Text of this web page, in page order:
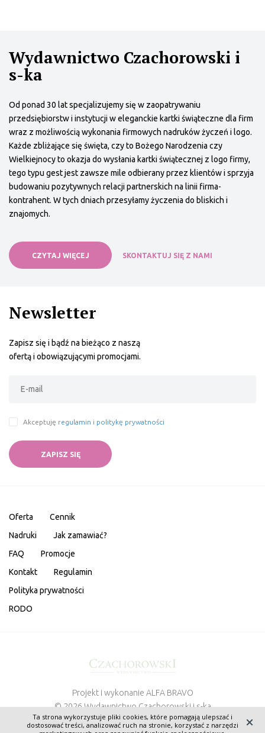
Wydawnictwo Czachorowski i
s-ka
Od ponad 30 lat specjalizujemy się w zaopatrywaniu
przedsiębiorstw i instytucji w eleganckie kartki świąteczne dla firm
wraz z możliwością wykonania firmowych nadruków życzeń i logo.
Każde zbliżające się święta, czy to Bożego Narodzenia czy
Wielkiejnocy to okazja do wysłania kartki świątecznej z logo firmy,
tego typu gest jest zawsze mile odbierany przez klientów i sprzyja
budowaniu pozytywnych relacji partnerskich na linii firma-
kontrahent. W tych dniach przesyłamy życzenia do bliskich i
znajomych.
CZYTAJ WIĘCEJ SKONTAKTUJ SIĘ Z NAMI
Newsletter
Zapisz się i bądź na bieżąco z naszą
ofertą i obowiązującymi promocjami.
Akceptuję regulamin i politykę prywatności
ZAPISZ SIĘ
Oferta
Cennik
Nadruki
Jak zamawiać?
FAQ
Promocje
Kontakt
Regulamin
Polityka prywatności
RODO
Projekt i wykonanie ALFA BRAVO
© 2026 Wydawnictwo Czachorowski i s-ka
Ta strona wykorzystuje pliki cookies, które pomagają ulepszać i
dostosować treści, analizować ruch na stronie, korzystać z narzędzi